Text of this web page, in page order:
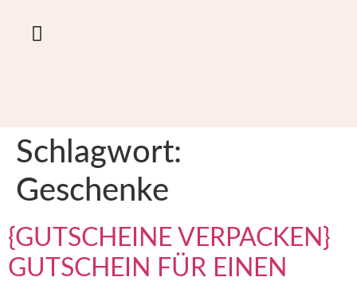
Schlagwort:
Geschenke
{GUTSCHEINE VERPACKEN}
GUTSCHEIN FÜR EINEN